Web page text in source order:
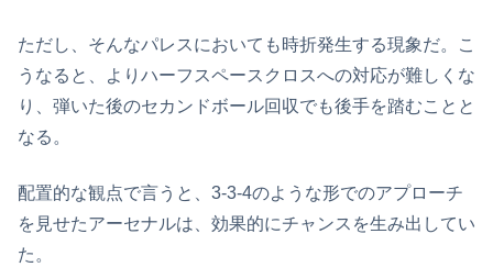
ただし、そんなパレスにおいても時折発生する現象だ。こ
うなると、よりハーフスペースクロスへの対応が難しくな
り、弾いた後のセカンドボール回収でも後手を踏むことと
なる。
配置的な観点で言うと、3-3-4のような形でのアプローチ
を見せたアーセナルは、効果的にチャンスを生み出してい
た。